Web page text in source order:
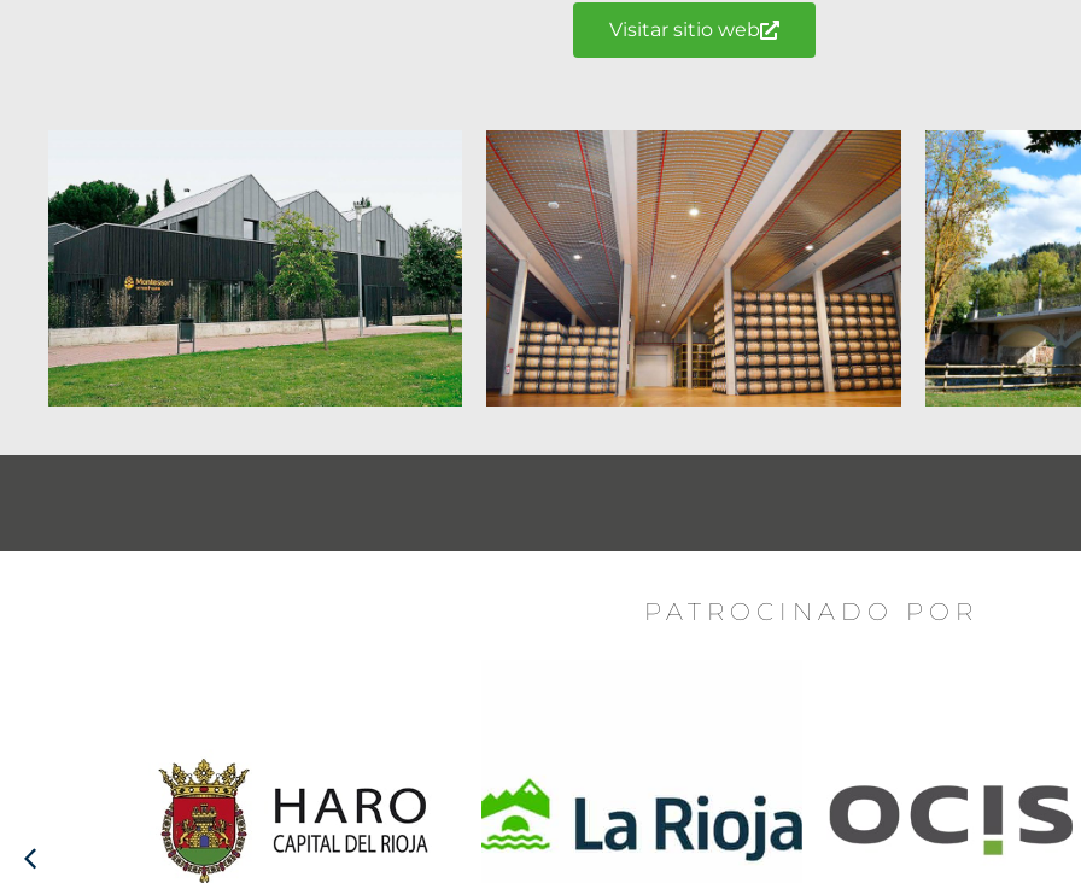
Visitar sitio web
PATROCINADO POR